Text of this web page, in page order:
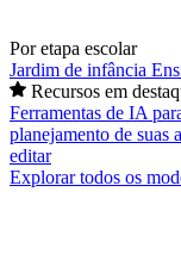
Por etapa escolar
Jardim de infância
Recursos em
Ferramentas de IA
planejamento de suas
editar
Explorar todos os